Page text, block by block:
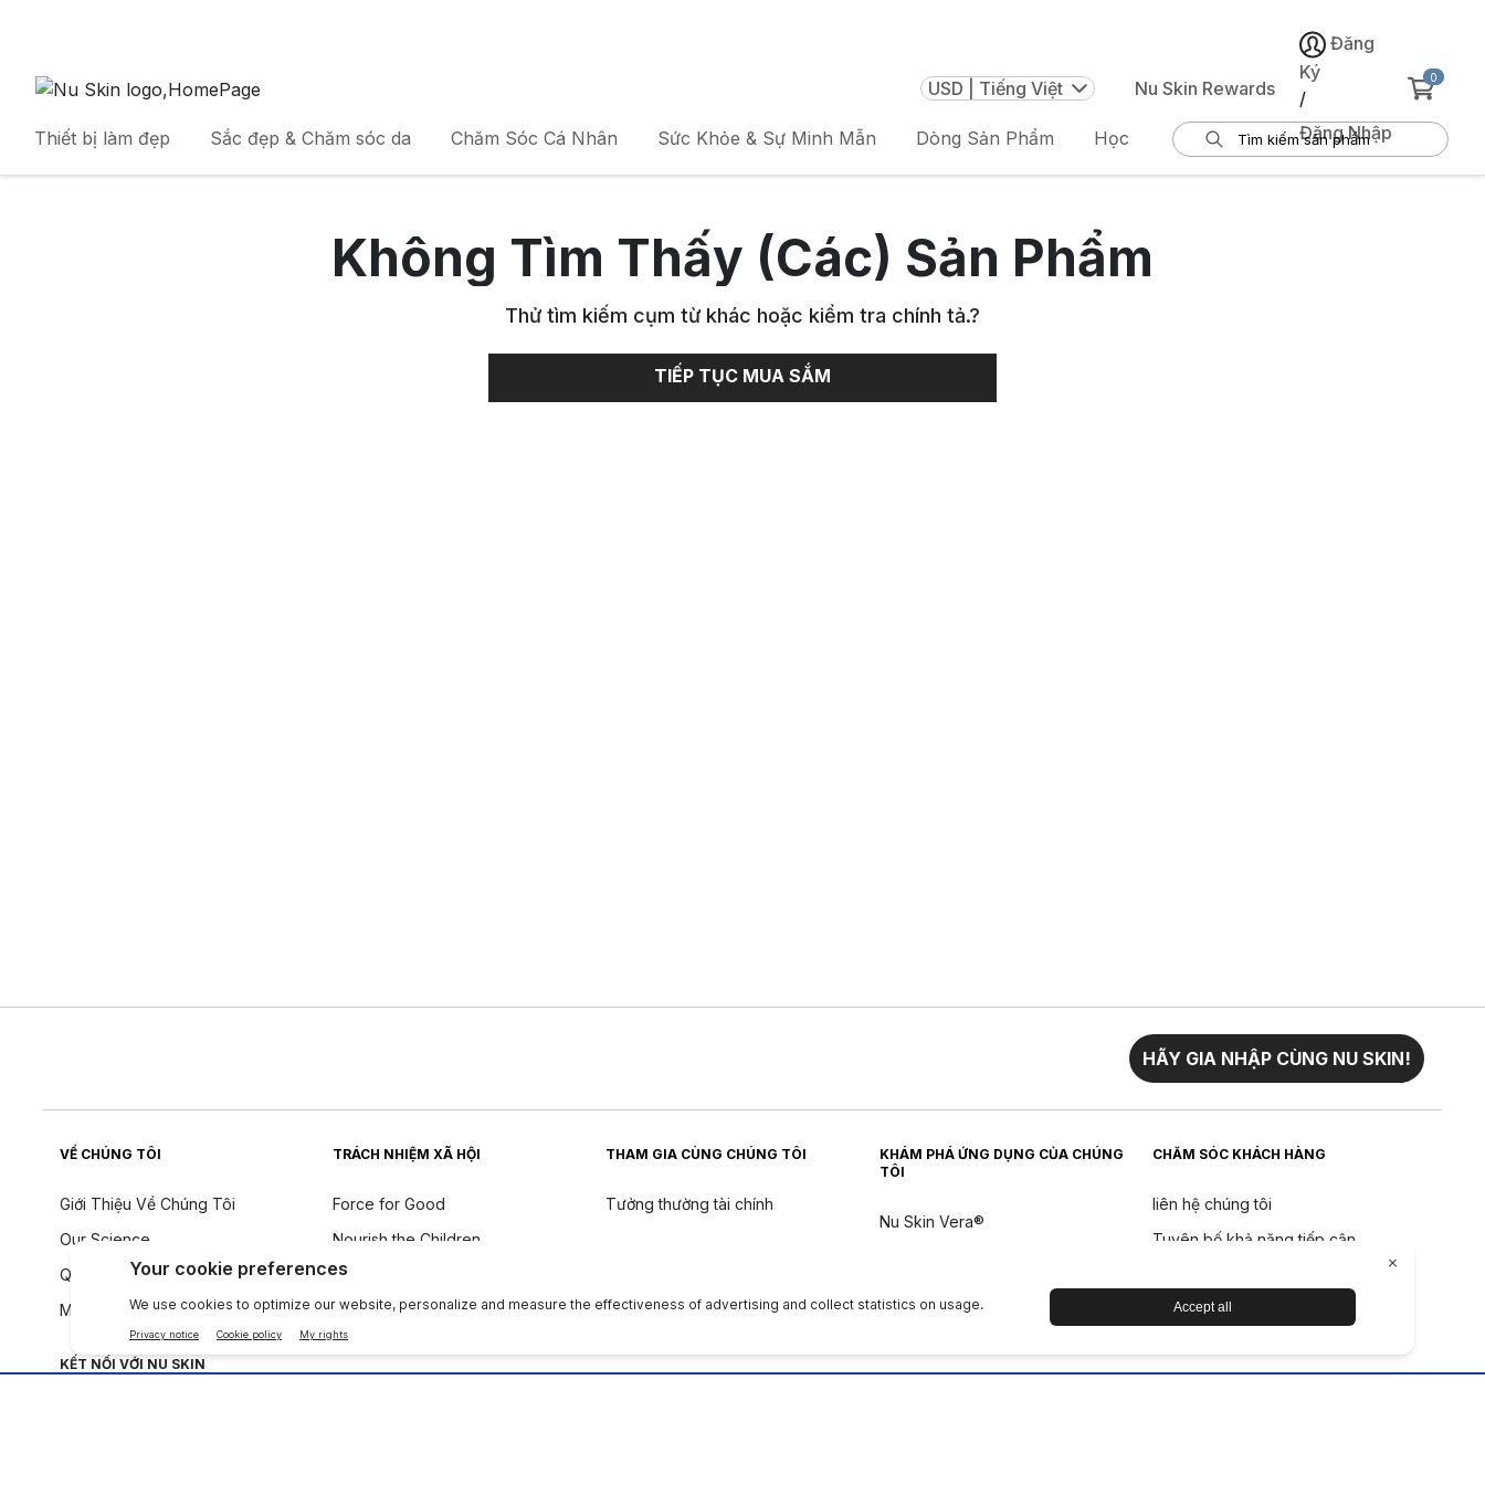
USD | Tiếng Việt Nu Skin Rewards
Đăng
Ký
/
Đăng Nhập
0
Thiết bị làm đẹp Sắc đẹp & Chăm sóc da Chăm Sóc Cá Nhân Sức Khỏe & Sự Minh Mẫn Dòng Sản Phẩm Học
Không Tìm Thấy (Các) Sản Phẩm
Thử tìm kiếm cụm từ khác hoặc kiểm tra chính tả.?
TIẾP TỤC MUA SẮM
HÃY GIA NHẬP CÙNG NU SKIN!
VỀ CHÚNG TÔI
Giới Thiệu Về Chúng Tôi
Our Science
Quy tắc ứng xử
Một tiếng nói toàn cầu
TRÁCH NHIỆM XÃ HỘI
Force for Good
Nourish the Children
Tính Bền Vững
Triết Lý Về Thành Phần
THAM GIA CÙNG CHÚNG TÔI
Tưởng thường tài chính
KHÁM PHÁ ỨNG DỤNG CỦA CHÚNG
TÔI
Nu Skin Vera®
CHĂM SÓC KHÁCH HÀNG
liên hệ chúng tôi
Tuyên bố khả năng tiếp cận
Chính sách hoàn tiền
KẾT NỐI VỚI NU SKIN